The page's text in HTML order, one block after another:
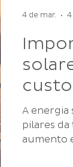
A energia solar se
pilares
aumento
4 de mar.